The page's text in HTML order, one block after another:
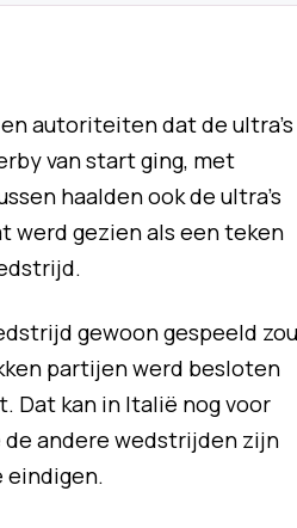
autoriteiten dat de ultra’s
van start ging, met
haalden ook de ultra’s
werd gezien als een teken
gewoon gespeeld zou
partijen werd besloten
Dat kan in Italië nog voor
de andere wedstrijden zijn
eindigen.